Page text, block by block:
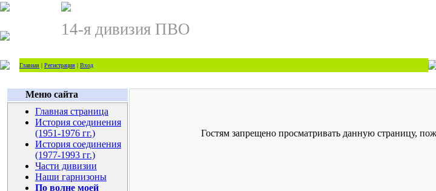
14-я дивизия ПВО
Главная | Регистрация | Вход
Меню сайта
Главная страница
История соединения
(1951-1976 гг.)
История соединения
(1977-1993 гг.)
Части дивизии
Наши гарнизоны
По волне моей
Гостям запрещено просматривать данную страницу,